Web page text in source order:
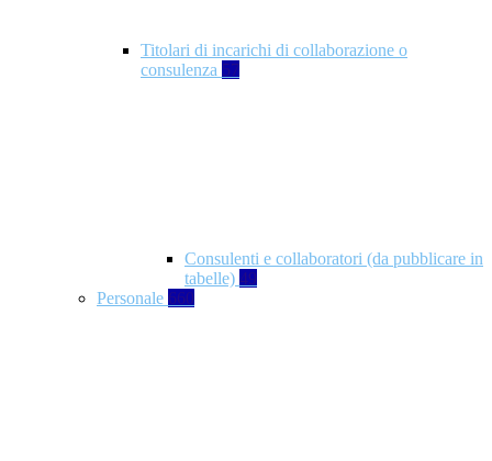
Titolari di incarichi di collaborazione o
consulenza 57
Consulenti e collaboratori (da pubblicare in
tabelle) 49
Personale 660